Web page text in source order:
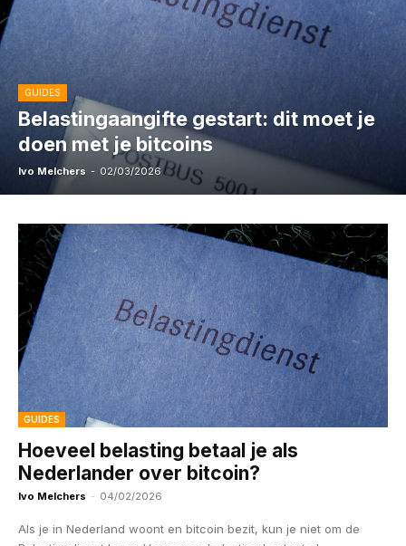
GUIDES
Belastingaangifte gestart: dit moet je
doen met je bitcoins
Ivo Melchers - 02/03/2026
GUIDES
Hoeveel belasting betaal je als
Nederlander over bitcoin?
Ivo Melchers - 04/02/2026
Als je in Nederland woont en bitcoin bezit, kun je niet om de